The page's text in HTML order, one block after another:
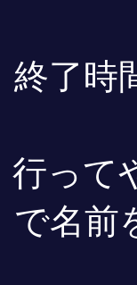
終了時
行って
で名前